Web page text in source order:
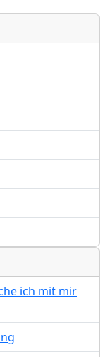
ich mit mir